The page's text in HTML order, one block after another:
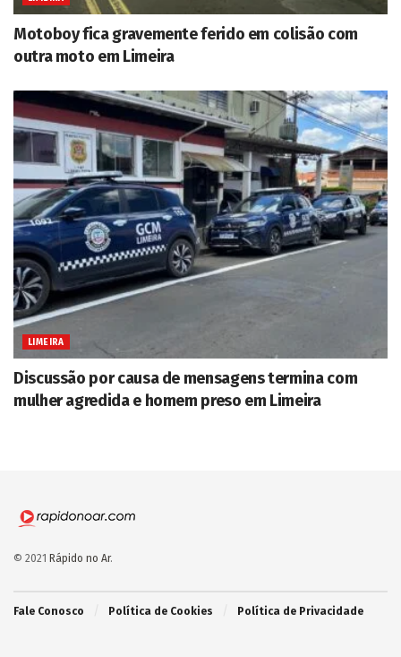
Motoboy fica gravemente ferido em colisão com
outra moto em Limeira
LIMEIRA
Discussão por causa de mensagens termina com
mulher agredida e homem preso em Limeira
© 2021 Rápido no Ar.
Fale Conosco Política de Cookies Política de Privacidade